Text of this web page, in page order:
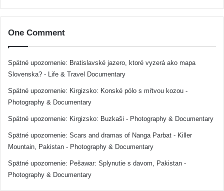
One Comment
Spätné upozornenie: Bratislavské jazero, ktoré vyzerá ako mapa
Slovenska? - Life & Travel Documentary
Spätné upozornenie: Kirgizsko: Konské pólo s mŕtvou kozou -
Photography & Documentary
Spätné upozornenie: Kirgizsko: Buzkaši - Photography & Documentary
Spätné upozornenie: Scars and dramas of Nanga Parbat - Killer
Mountain, Pakistan - Photography & Documentary
Spätné upozornenie: Pešawar: Splynutie s davom, Pakistan -
Photography & Documentary